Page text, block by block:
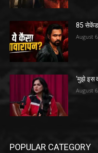
85 सेकेंड
August
‘मुझे इस
August
POPULAR CATEGORY